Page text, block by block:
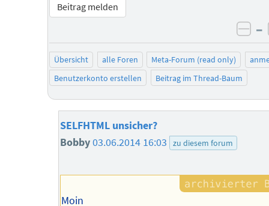
Beitrag melden
–
Übersicht alle Foren Meta-Forum (read only)
Benutzerkonto erstellen
Beitrag im Thread-Baum
SELFHTML unsicher?
Bobby03.06.2014 16:03 zu diesem forum
Moin